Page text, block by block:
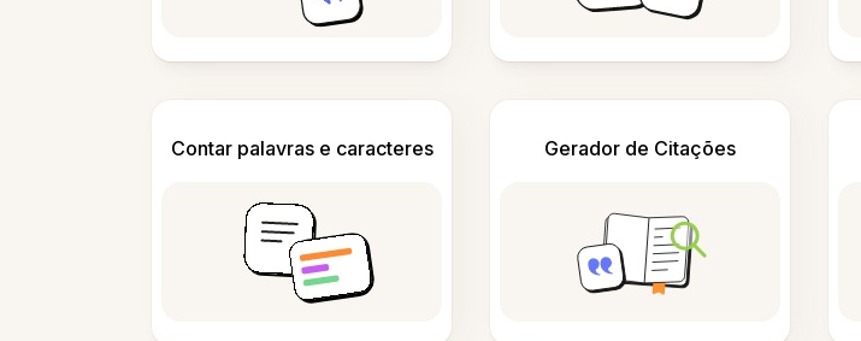
Contar palavras e caracteres Gerador de Citações